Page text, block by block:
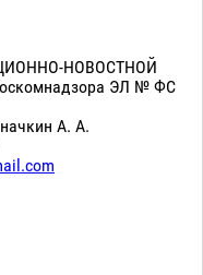
НОВОСТНОЙ
ЭЛ № ФС
А. А.